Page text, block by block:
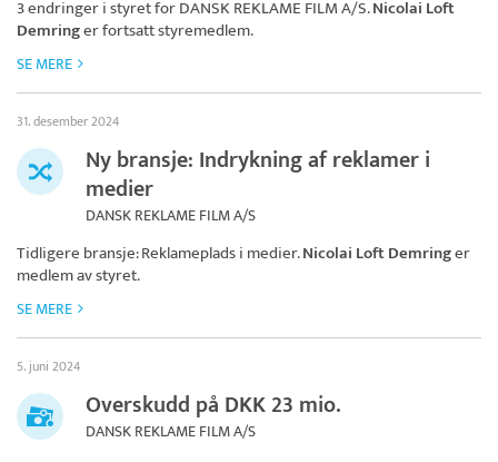
3 endringer i styret forDANSK REKLAME FILM A/S.Nicolai Loft
Demringer fortsatt styremedlem.
SE MERE
31. desember 2024
Ny bransje: Indrykning af reklamer i
medier
DANSK REKLAME FILM A/S
Tidligere bransje: Reklameplads i medier.Nicolai Loft Demringer
medlem av styret.
SE MERE
5. juni 2024
Overskudd på DKK 23 mio.
DANSK REKLAME FILM A/S